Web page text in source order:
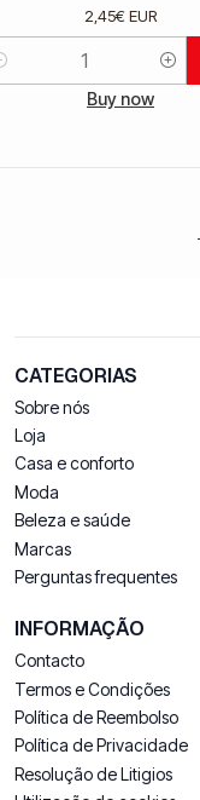
2,45€ EUR
Buy now
CATEGORIAS
Sobre nós
Loja
Casa e conforto
Moda
Beleza e saúde
Marcas
Perguntas frequentes
INFORMAÇÃO
Contacto
Termos e Condições
Política de Reembolso
Política de Privacidade
Resolução de Litigios